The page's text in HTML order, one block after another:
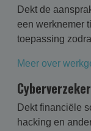
Dekt de
een werknemer
toepassing
Meer over
Dekt financiële
hacking en